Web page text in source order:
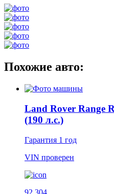
Похожие авто:
Land Rover Range
(190 л.с.)
Гарантия 1 год
VIN проверен
92 304